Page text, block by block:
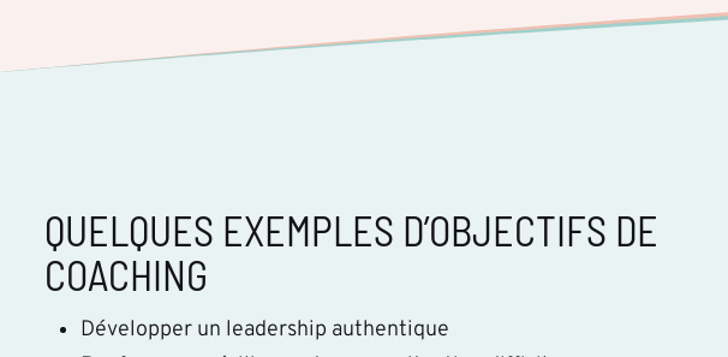
QUELQUES EXEMPLES D’OBJECTIFS DE
COACHING
Développer un leadership authentique